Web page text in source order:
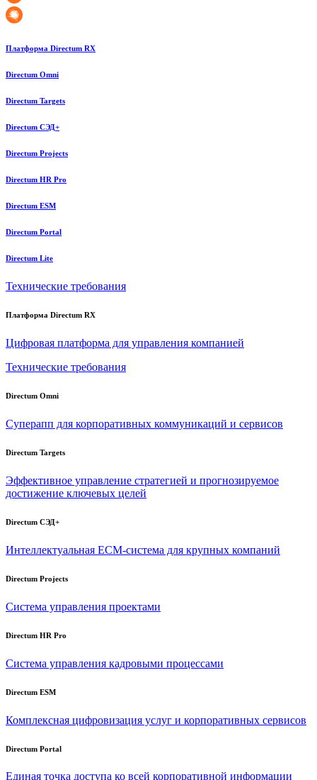
Платформа Directum RX
Directum Omni
Directum Targets
Directum СЭД+
Directum Projects
Directum HR Pro
Directum ESM
Directum Portal
Directum Lite
Технические требования
Платформа Directum RX
Цифровая платформа для управления компанией
Технические требования
Directum Omni
Суперапп для корпоративных коммуникаций и сервисов
Directum Targets
Эффективное управление стратегией и прогнозируемое
достижение ключевых целей
Directum СЭД+
Интеллектуальная ECM-система для крупных компаний
Directum Projects
Система управления проектами
Directum HR Pro
Система управления кадровыми процессами
Directum ESM
Комплексная цифровизация услуг и корпоративных сервисов
Directum Portal
Единая точка доступа ко всей корпоративной информации